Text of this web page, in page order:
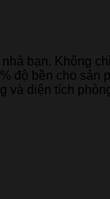
bạn. Không
độ bền cho sản
và diện tích